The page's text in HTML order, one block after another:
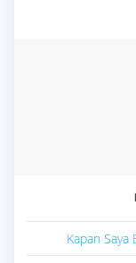
Kapan